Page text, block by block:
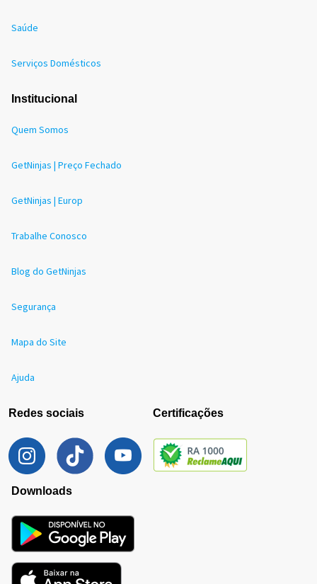
Saúde
Serviços Domésticos
Institucional
Quem Somos
GetNinjas | Preço Fechado
GetNinjas | Europ
Trabalhe Conosco
Blog do GetNinjas
Segurança
Mapa do Site
Ajuda
Redes sociais Certificações
Downloads